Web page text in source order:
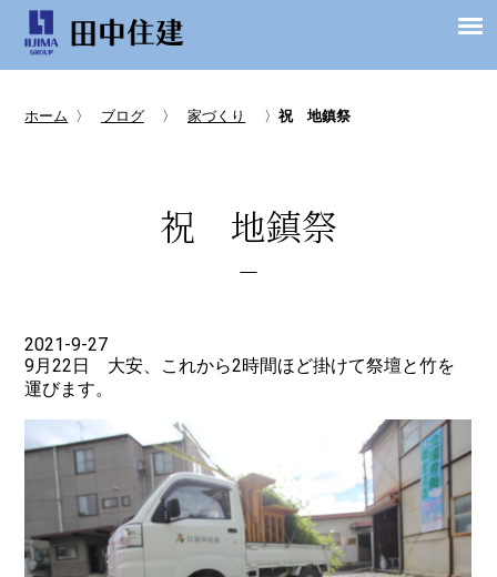
ホーム 〉 ブログ 〉 家づくり 〉 祝 地鎮祭
祝 地鎮祭
2021-9-27
9月22日 大安、これから2時間ほど掛けて祭壇と竹を
運びます。